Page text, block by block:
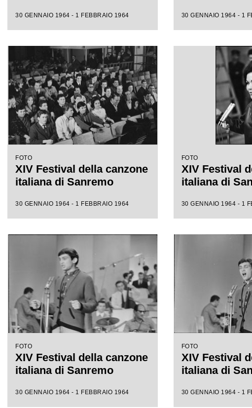
30 GENNAIO 1964 - 1 FEBBRAIO 1964 30 GENNAIO 1964 - 1
FOTO
XIV Festival della canzone
italiana di Sanremo
30 GENNAIO 1964 - 1 FEBBRAIO 1964
FOTO
XIV Festival
italiana di
30 GENNAIO 1964 - 1
FOTO
XIV Festival della canzone
italiana di Sanremo
30 GENNAIO 1964 - 1 FEBBRAIO 1964
FOTO
XIV Festival
italiana di
30 GENNAIO 1964 - 1